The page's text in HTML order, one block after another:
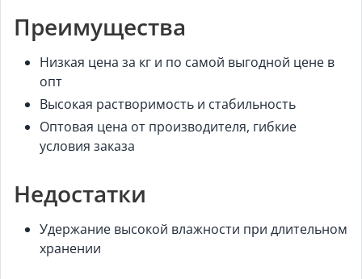
Преимущества
Низкая цена за кг и по самой выгодной цене в
опт
Высокая растворимость и стабильность
Оптовая цена от производителя, гибкие
условия заказа
Недостатки
Удержание высокой влажности при длительном
хранении